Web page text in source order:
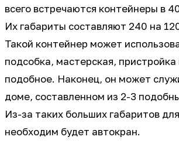
всего встречаются контейнеры в
Их габариты составляют 240 на
Такой контейнер может
подсобка, мастерская, пристройка
подобное. Наконец, он может
доме, составленном из 2-3
Из-за таких больших габаритов
необходим будет автокран.